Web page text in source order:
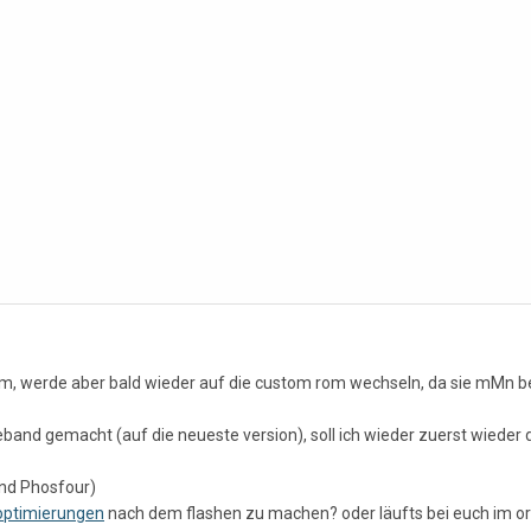
werde aber bald wieder auf die custom rom wechseln, da sie mMn
gemacht (auf die neueste version), soll ich wieder zuerst
Phosfour)
nach dem flashen zu machen? oder läufts bei euch im